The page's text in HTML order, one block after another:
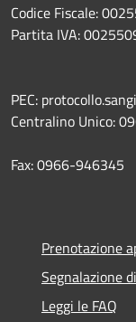
Codice Fiscale:
Partita IVA:
PEC:
Centralino Unico:
Fax: 0966-946345
Prenotazione
Segnalazione
Leggi le FAQ